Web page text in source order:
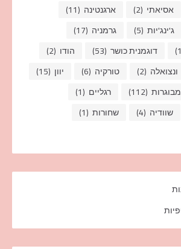
אסיאתי (2) ארגנטינה (11)
ג'ינג'יות (5) גרמניה (17)
דוגמנית כושר (53) הודו (2)
ונצואלה (2) טורקיה (6) יוון (15)
מבוגרות (112) רגליים (1)
שוודיה (4) שחורות (1)